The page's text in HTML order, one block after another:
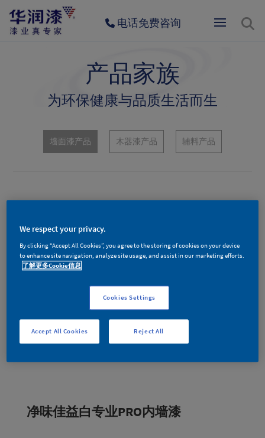
电话免费咨询
产品家族
为环保健康与品质生活而生
墙面漆产品 木器漆产品 辅料产品
净味佳益白专业PRO内墙漆
We respect your privacy.
By clicking “Accept All Cookies”, you agree to the storing of cookies on your device
to enhance site navigation, analyze site usage, and assist in our marketing efforts.
了解更多Cookie信息
Cookies Settings
Reject All
Accept All Cookies